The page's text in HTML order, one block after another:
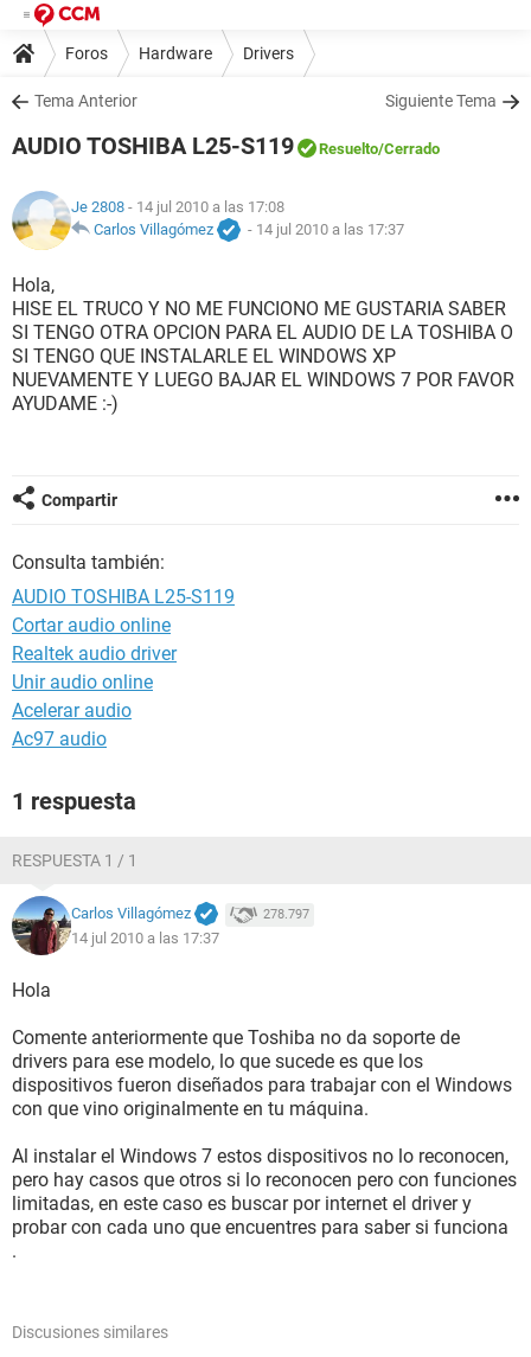
Foros Hardware Drivers
Tema Anterior Siguiente Tema
AUDIO TOSHIBA L25-S119 Resuelto/Cerrado
Je 2808 - 14 jul 2010 a las 17:08
Carlos Villagómez
- 14 jul 2010 a las 17:37
Hola,
HISE EL TRUCO Y NO ME FUNCIONO ME GUSTARIA SABER
SI TENGO OTRA OPCION PARA EL AUDIO DE LA TOSHIBA O
SI TENGO QUE INSTALARLE EL WINDOWS XP
NUEVAMENTE Y LUEGO BAJAR EL WINDOWS 7 POR FAVOR
AYUDAME :-)
Compartir
Consulta también:
AUDIO TOSHIBA L25-S119
Cortar audio online
Realtek audio driver
Unir audio online
Acelerar audio
Ac97 audio
1 respuesta
RESPUESTA 1 / 1
Carlos Villagómez 278.797
14 jul 2010 a las 17:37
Hola
Comente anteriormente que Toshiba no da soporte de
drivers para ese modelo, lo que sucede es que los
dispositivos fueron diseñados para trabajar con el Windows
con que vino originalmente en tu máquina.
Al instalar el Windows 7 estos dispositivos no lo reconocen,
pero hay casos que otros si lo reconocen pero con funciones
limitadas, en este caso es buscar por internet el driver y
probar con cada uno que encuentres para saber si funciona
.
Discusiones similares